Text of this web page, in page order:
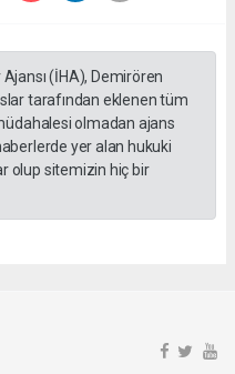
(İHA), Demirören
tarafından eklenen tüm
olmadan ajans
yer alan hukuki
olup sitemizin hiç bir